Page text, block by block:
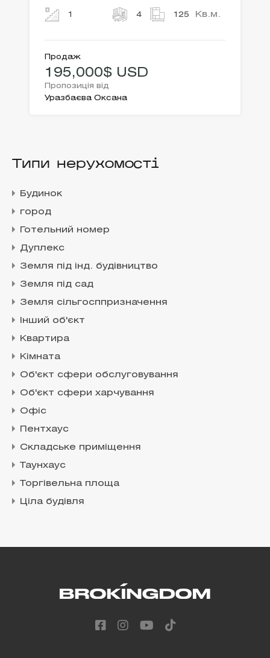
1 4 125 Кв.м.
Продаж
195,000$ USD
Пропозиція від
Уразбаєва Оксана
Типи нерухомості
Будинок
город
Готельний номер
Дуплекс
Земля під інд. будівництво
Земля під сад
Земля сільгосппризначення
Інший об'єкт
Квартира
Кімната
Об'єкт сфери обслуговування
Об'єкт сфери харчування
Офіс
Пентхаус
Складське приміщення
Таунхаус
Торгівельна площа
Ціла будівля